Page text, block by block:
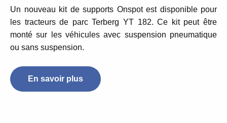
Un nouveau kit de supports Onspot est disponible pour
les tracteurs de parc Terberg YT 182. Ce kitpeut être
monté sur les véhicules avec suspension pneumatique
ou sans suspension.
En savoir plus